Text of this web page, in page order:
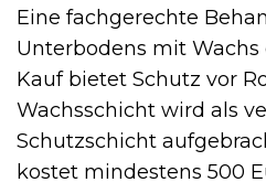
Eine fachgerechte
Unterbodens mit
Kauf bietet Schutz vor
Wachsschicht wird als
Schutzschicht
kostet mindestens 500